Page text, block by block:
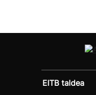
EITB taldea